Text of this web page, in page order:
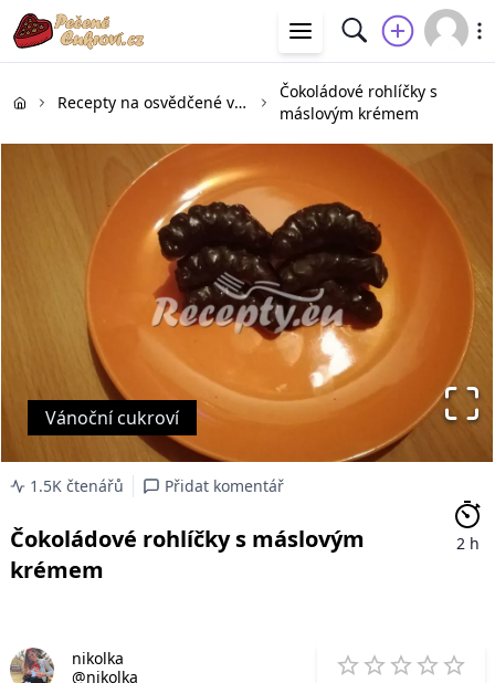
Recepty na osvědčené vánoční cukroví
Čokoládové rohlíčky s
máslovým krémem
Vánoční cukroví
1.5K čtenářů Přidat komentář
Čokoládové rohlíčky s máslovým
krémem
2 h
nikolka
@nikolka